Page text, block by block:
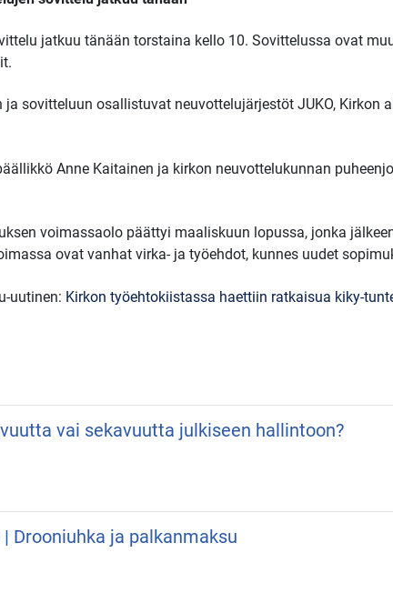
jatkuu tänään torstaina kello 10. Sovittelussa ovat
sovitteluun osallistuvat neuvottelujärjestöt JUKO, Kirkon
Anne Kaitainen ja kirkon neuvottelukunnan
voimassaolo päättyi maaliskuun lopussa, jonka
ovat vanhat virka- ja työehdot, kunnes uudet
uutinen: Kirkon työehtokiistassa haettiin ratkaisua kiky-
vai sekavuutta julkiseen hallintoon?
Drooniuhka ja palkanmaksu